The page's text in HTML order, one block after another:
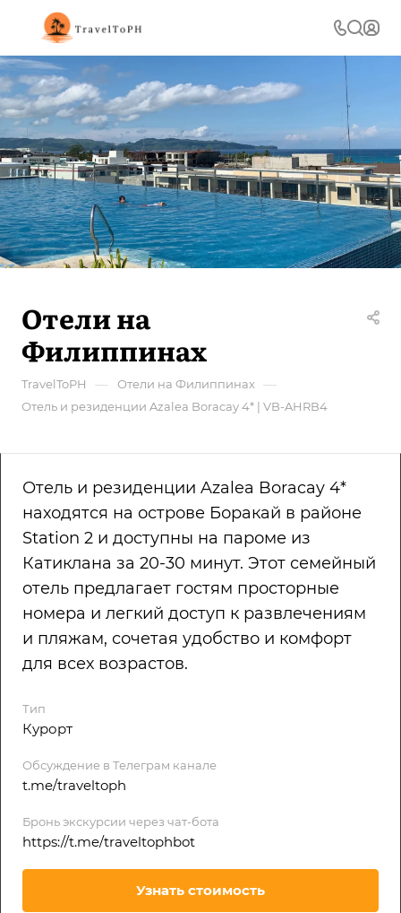
Отели на
Филиппинах
TravelToPH — Отели на Филиппинах —
Отель и резиденции Azalea Boracay 4* | VB-AHRB4
Отель и резиденции Azalea Boracay 4*
находятся на острове Боракай в районе
Station 2 и доступны на пароме из
Катиклана за 20-30 минут. Этот семейный
отель предлагает гостям просторные
номера и легкий доступ к развлечениям
и пляжам, сочетая удобство и комфорт
для всех возрастов.
Тип
Курорт
Обсуждение в Телеграм канале
t.me/traveltoph
Бронь экскурсии через чат-бота
https://t.me/traveltophbot
Узнать стоимость